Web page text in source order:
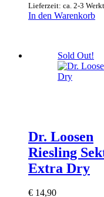
Lieferzeit: ca. 2-3
In den Warenkorb
Sold Out!
Dr. Loosen
Riesling
Extra Dry
€ 14,90